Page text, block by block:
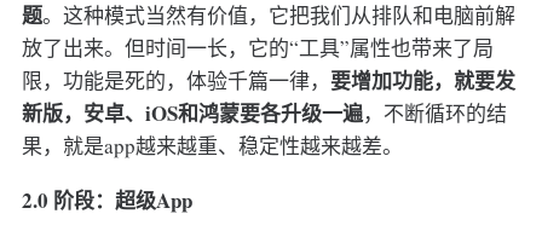
题。这种模式当然有价值，它把我们从排队和电脑前解
放了出来。但时间一长，它的“工具”属性也带来了局
限，功能是死的，体验千篇一律， 要增加功能，就要发
新版，安卓、iOS和鸿蒙要各升级一遍，不断循环的结
果，就是app越来越重、稳定性越来越差。
2.0 阶段：超级App